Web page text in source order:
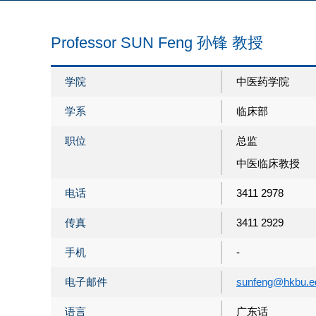
Professor SUN Feng 孙锋 教授
学院 中医药学院
学系 临床部
职位
总监
中医临床教授
电话 3411 2978
传真 3411 2929
手机 -
电子邮件
语言 广东话